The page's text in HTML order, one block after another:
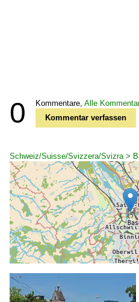
0 Kommentare, Alle
Kommentar verfassen
Schweiz/Suisse/Svizzera/Svizra >